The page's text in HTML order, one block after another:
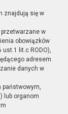
znajdują się w
przetwarzane w
obowiązków
lit.c RODO),
adresem
danych w
państwowym,
lub organom